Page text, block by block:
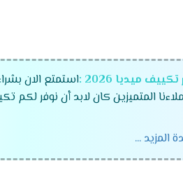
ميديا 2026 :
استمتع الان
المتميزين كان لابد أن نوفر لكم
المزيد ...